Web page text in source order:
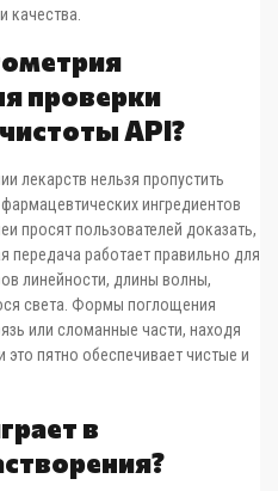
качества.
проверки
API?
лекарств нельзя пропустить
ингредиентов
просят пользователей доказать,
передача работает правильно для
линейности, длины волны,
света. Формы поглощения
или сломанные части, находя
это пятно обеспечивает чистые и
в